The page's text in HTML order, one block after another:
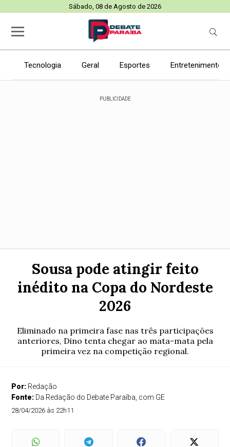
Sábado, 08 de Agosto de 2026
Tecnologia Geral Esportes Entretenimento
PUBLICIDADE
Sousa pode atingir feito
inédito na Copa do Nordeste
2026
Eliminado na primeira fase nas três participações
anteriores, Dino tenta chegar ao mata-mata pela
primeira vez na competição regional.
Por: Redação
Fonte: Da Redação do Debate Paraíba, com GE
28/04/2026 às 22h11